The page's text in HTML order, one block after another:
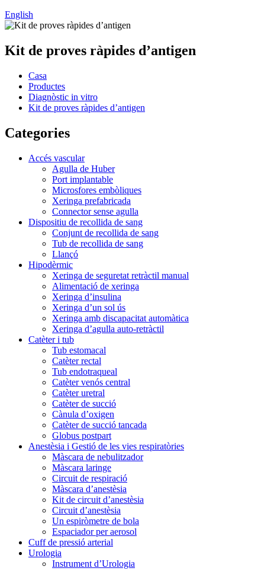
English
Kit de proves ràpides d’antigen
Casa
Productes
Diagnòstic in vitro
Kit de proves ràpides d’antigen
Categories
Accés vascular
Agulla de Huber
Port implantable
Microsfores embòliques
Xeringa prefabricada
Connector sense agulla
Dispositiu de recollida de sang
Conjunt de recollida de sang
Tub de recollida de sang
Llançó
Hipodèrmic
Xeringa de seguretat retràctil manual
Alimentació de xeringa
Xeringa d’insulina
Xeringa d’un sol ús
Xeringa amb discapacitat automàtica
Xeringa d’agulla auto-retràctil
Catèter i tub
Tub estomacal
Catèter rectal
Tub endotraqueal
Catèter venós central
Catèter uretral
Catèter de succió
Cànula d’oxigen
Catèter de succió tancada
Globus postpart
Anestèsia i Gestió de les vies respiratòries
Màscara de nebulitzador
Màscara laringe
Circuit de respiració
Màscara d’anestèsia
Kit de circuit d’anestèsia
Circuit d’anestèsia
Un espiròmetre de bola
Espaciador per aerosol
Cuff de pressió arterial
Urologia
Instrument d’Urologia